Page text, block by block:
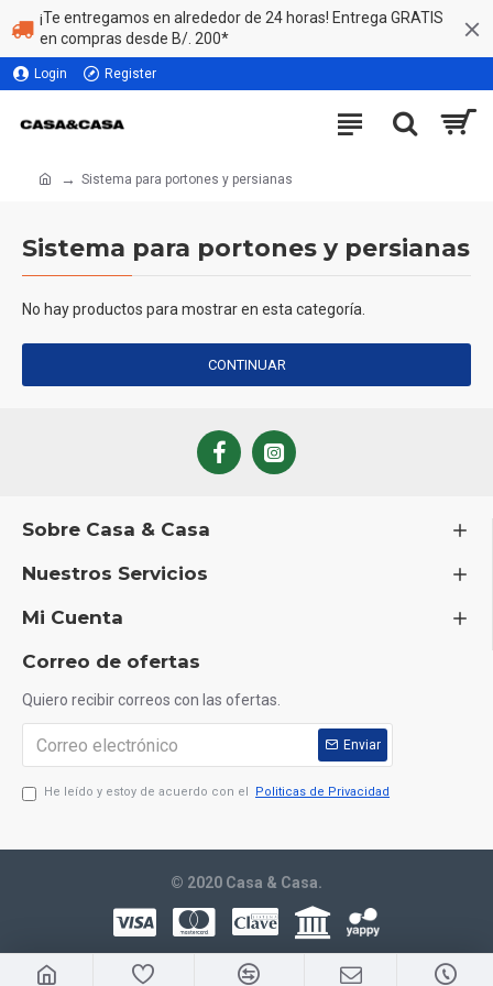
¡Te entregamos en alrededor de 24 horas! Entrega GRATIS
en compras desde B/. 200*
Login Register
Sistema para portones y persianas
Sistema para portones y persianas
No hay productos para mostrar en esta categoría.
CONTINUAR
Sobre Casa & Casa
Nuestros Servicios
Mi Cuenta
Correo de ofertas
Quiero recibir correos con las ofertas.
Enviar
He leído y estoy de acuerdo con el Politicas de Privacidad
© 2020 Casa & Casa.